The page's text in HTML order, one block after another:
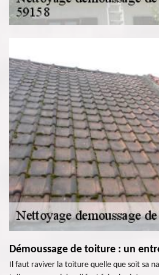
Démoussage de toiture : un
Il faut raviver la toiture quelle que soit sa